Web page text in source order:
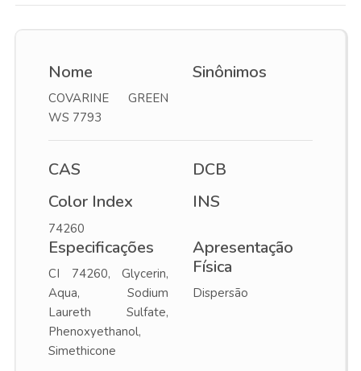
Nome
COVARINE GREEN
WS 7793
Sinônimos
CAS
DCB
Color Index
74260
INS
Especificações
CI 74260, Glycerin,
Aqua, Sodium
Laureth Sulfate,
Phenoxyethanol,
Simethicone
Apresentação
Física
Dispersão